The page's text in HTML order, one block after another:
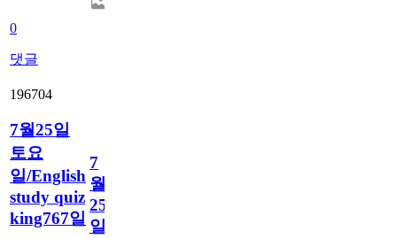
0
댓글
196704
7월25일
토요
일/English
study quiz
king767일
7
월
25
일